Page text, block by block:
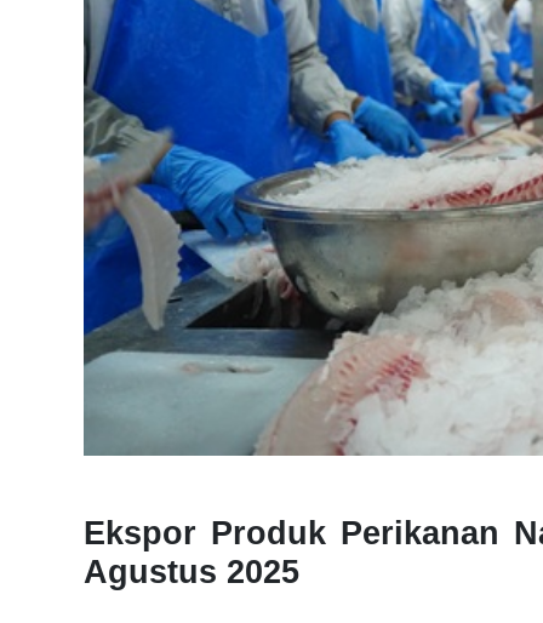
Ekspor Produk Perikanan
Agustus 2025